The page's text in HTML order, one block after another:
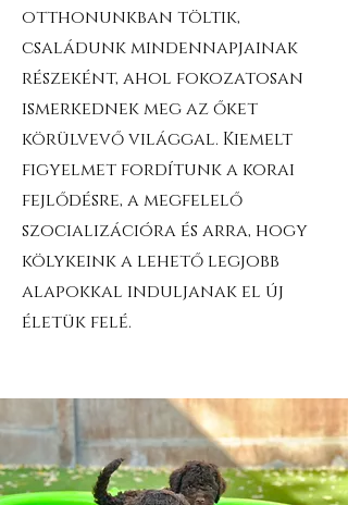
otthonunkban töltik,
családunk mindennapjainak
részeként, ahol fokozatosan
ismerkednek meg az őket
körülvevő világgal. Kiemelt
figyelmet fordítunk a korai
fejlődésre, a megfelelő
szocializációra és arra, hogy
kölykeink a lehető legjobb
alapokkal induljanak el új
életük felé.